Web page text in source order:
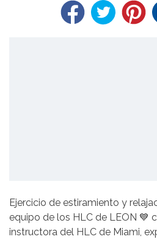
FacebookTwitter
Ejercicio de estiramiento y
equipo de los HLC de LEON 💙
instructora del HLC de Miami,